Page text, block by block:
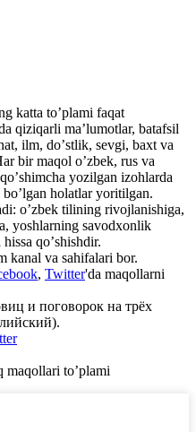
katta toʼplami faqat
qiziqarli maʼlumotlar, batafsil
ilm, doʼstlik, sevgi, baxt va
bir maqol oʼzbek, rus va
yozilgan izohlarda
holatlar yoritilgan.
oʼzbek tilining rivojlanishiga,
yoshlarning savodxonlik
qoʼshishdir.
kanal va sahifalari bor.
, Twitter'da maqollarni
и поговорок на трёх
toʼplami